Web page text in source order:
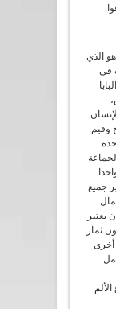
الذي
في
وقيم
إلى خير جميع
يعتبر
ثمار
ناحية أخرى